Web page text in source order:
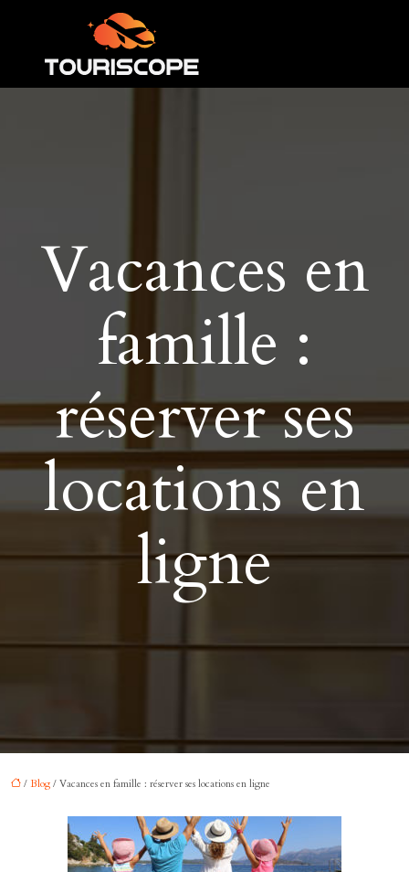
Vacances en
famille :
réserver ses
locations en
ligne
/ Blog / Vacances en famille : réserver ses locations en ligne